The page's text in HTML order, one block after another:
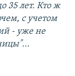
35 лет. Кто ж
с учетом
- уже не